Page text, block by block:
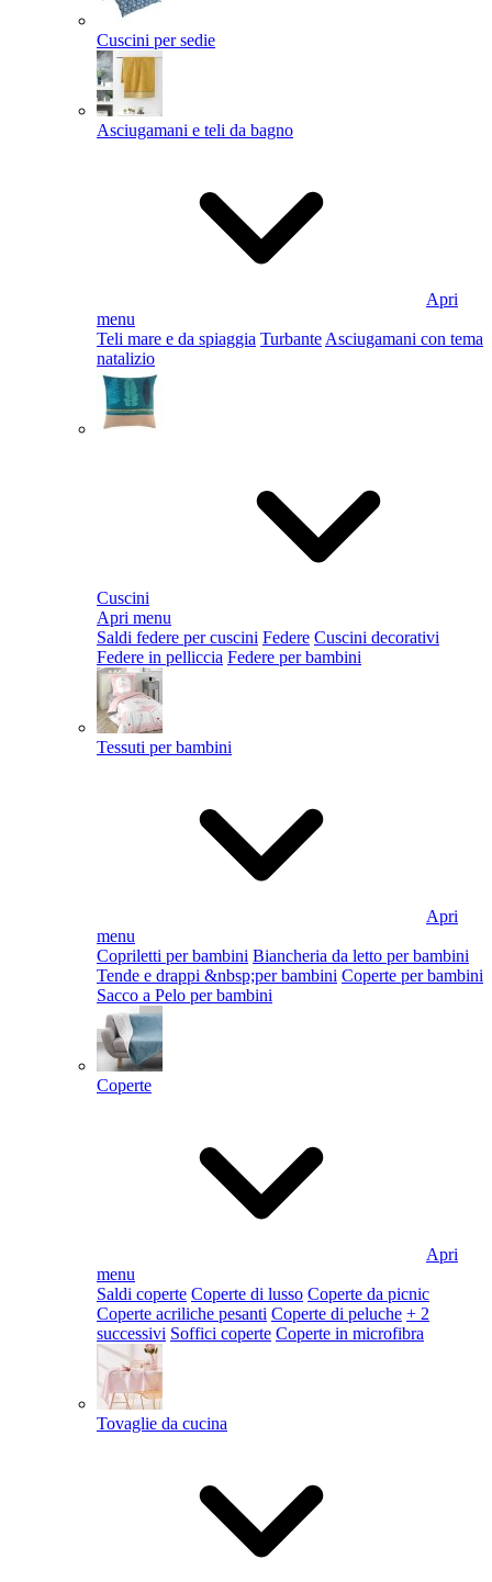
Cuscini per sedie
Asciugamani e teli da bagno
Apri
menu
Teli mare e da spiaggia Turbante Asciugamani con tema
natalizio
Cuscini
Apri menu
Saldi federe per cuscini Federe Cuscini decorativi
Federe in pelliccia Federe per bambini
Tessuti per bambini
Apri
menu
Copriletti per bambini Biancheria da letto per bambini
Tende e drappi &nbsp;per bambini Coperte per bambini
Sacco a Pelo per bambini
Coperte
Apri
menu
Saldi coperte Coperte di lusso Coperte da picnic
Coperte acriliche pesanti Coperte di peluche + 2
successivi Soffici coperte Coperte in microfibra
Tovaglie da cucina